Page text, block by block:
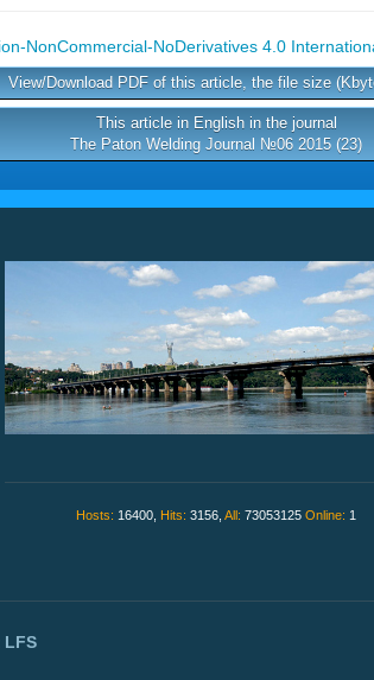
NonCommercial-NoDerivatives 4.0
View/Download PDF of this article, the file size
This article in English in the journal
The Paton Welding Journal №06 2015 (23)
Hosts: 16400, Hits: 3156, All: 73053125 Online: 1
LFS